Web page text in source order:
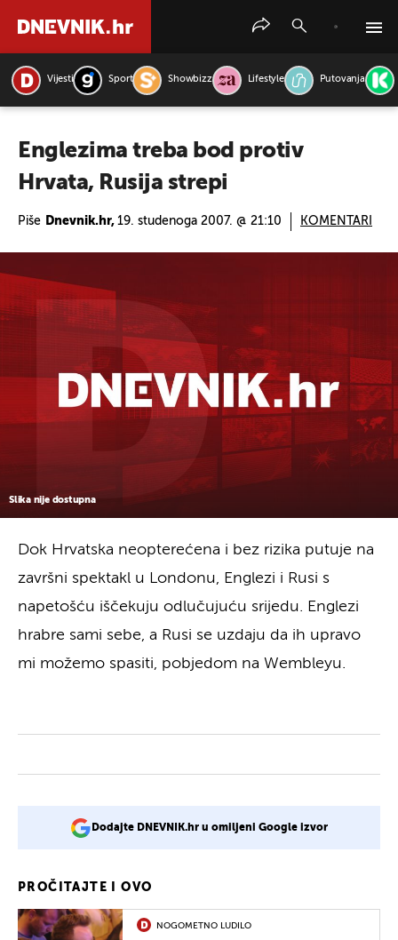
Vijesti Sport Showbizz Lifestyle Putovanja
Englezima treba bod protiv
Hrvata, Rusija strepi
Piše Dnevnik.hr, 19. studenoga 2007. @ 21:10 KOMENTARI
Slika nije dostupna
Dok Hrvatska neopterećena i bez rizika putuje na
završni spektakl u Londonu, Englezi i Rusi s
napetošću iščekuju odlučujuću srijedu. Englezi
hrabre sami sebe, a Rusi se uzdaju da ih upravo
mi možemo spasiti, pobjedom na Wembleyu.
Dodajte DNEVNIK.hr u omiljeni Google izvor
PROČITAJTE I OVO
NOGOMETNO LUDILO
PRETRAŽITE VIJESTI